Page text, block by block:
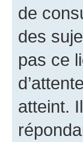
de
des
pas ce
atteint.